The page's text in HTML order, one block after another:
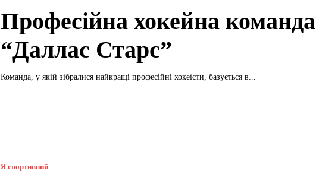
Професійна хокейна команда
“Даллас Старс”
Команда, у якій зібралися найкращі професійні хокеїсти, базується в...
Я спортивний